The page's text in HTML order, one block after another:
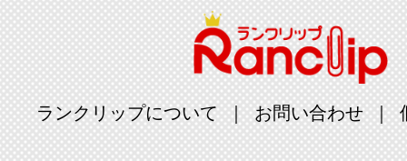
ランクリップについて お問い合わせ